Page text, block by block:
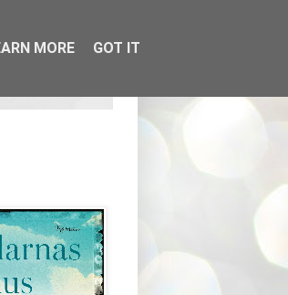
MORE GOT IT